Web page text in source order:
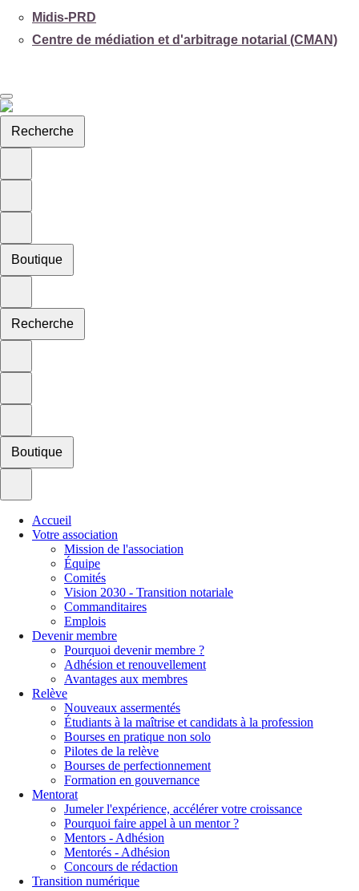
Midis-PRD
Centre de médiation et d'arbitrage notarial (CMAN)
Recherche
Boutique
Recherche
Boutique
Accueil
Votre association
Mission de l'association
Équipe
Comités
Vision 2030 - Transition notariale
Commanditaires
Emplois
Devenir membre
Pourquoi devenir membre ?
Adhésion et renouvellement
Avantages aux membres
Relève
Nouveaux assermentés
Étudiants à la maîtrise et candidats à la profession
Bourses en pratique non solo
Pilotes de la relève
Bourses de perfectionnement
Formation en gouvernance
Mentorat
Jumeler l'expérience, accélérer votre croissance
Pourquoi faire appel à un mentor ?
Mentors - Adhésion
Mentorés - Adhésion
Concours de rédaction
Transition numérique